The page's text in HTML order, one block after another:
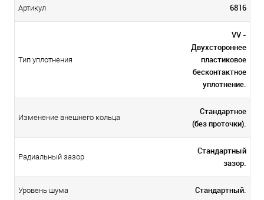
Артикул 6816
Тип уплотнения
VV -
Двухстороннее
пластиковое
бесконтактное
уплотнение.
Изменение внешнего кольца
Стандартное
(без проточки).
Радиальный зазор
Стандартный
зазор.
Уровень шума Стандартный.